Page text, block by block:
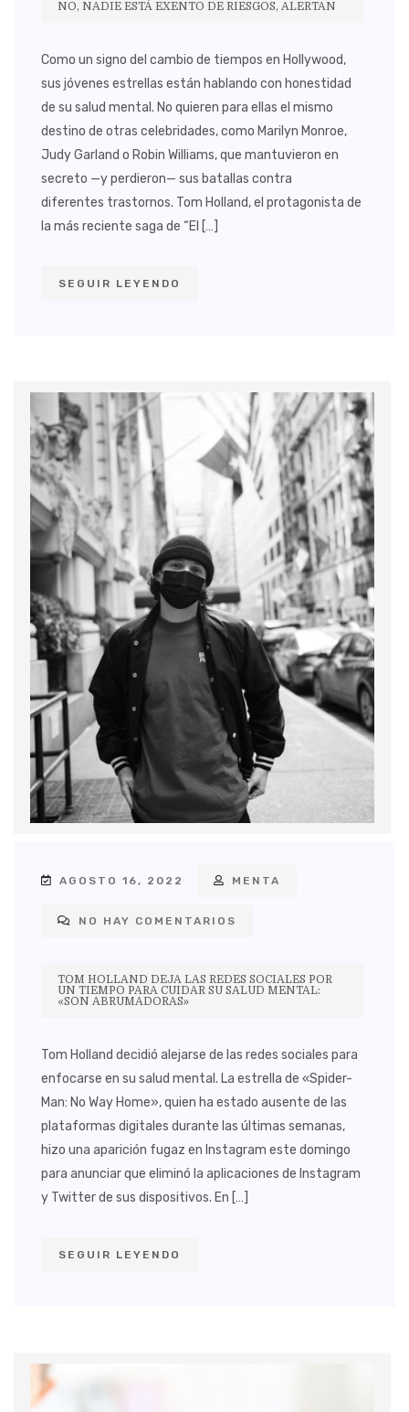
NO, NADIE ESTÁ EXENTO DE RIESGOS, ALERTAN
Como un signo del cambio de tiempos en Hollywood,
sus jóvenes estrellas están hablando con honestidad
de su salud mental. No quieren para ellas el mismo
destino de otras celebridades, como Marilyn Monroe,
Judy Garland o Robin Williams, que mantuvieron en
secreto —y perdieron— sus batallas contra
diferentes trastornos. Tom Holland, el protagonista de
la más reciente saga de “El […]
SEGUIR LEYENDO
AGOSTO 16, 2022 MENTA
NO HAY COMENTARIOS
TOM HOLLAND DEJA LAS REDES SOCIALES POR
UN TIEMPO PARA CUIDAR SU SALUD MENTAL:
«SON ABRUMADORAS»
Tom Holland decidió alejarse de las redes sociales para
enfocarse en su salud mental. La estrella de «Spider-
Man: No Way Home», quien ha estado ausente de las
plataformas digitales durante las últimas semanas,
hizo una aparición fugaz en Instagram este domingo
para anunciar que eliminó la aplicaciones de Instagram
y Twitter de sus dispositivos. En […]
SEGUIR LEYENDO